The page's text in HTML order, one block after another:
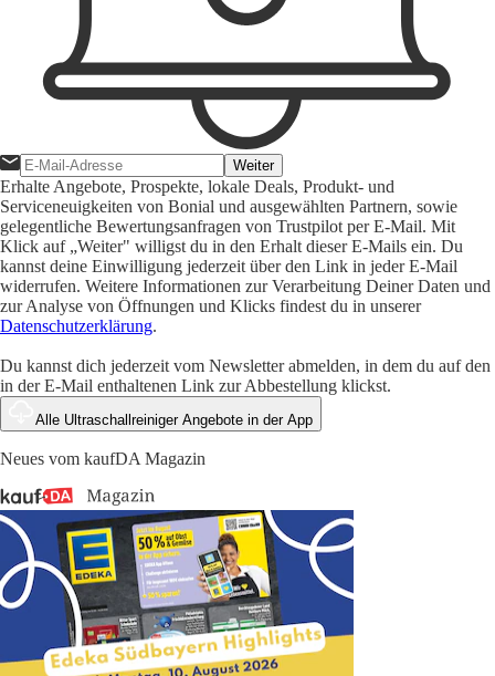
Weiter
Erhalte Angebote, Prospekte, lokale Deals, Produkt- und
Serviceneuigkeiten von Bonial und ausgewählten Partnern, sowie
gelegentliche Bewertungsanfragen von Trustpilot per E-Mail. Mit
Klick auf „Weiter" willigst du in den Erhalt dieser E-Mails ein. Du
kannst deine Einwilligung jederzeit über den Link in jeder E-Mail
widerrufen. Weitere Informationen zur Verarbeitung Deiner Daten und
zur Analyse von Öffnungen und Klicks findest du in unserer
Datenschutzerklärung.
Du kannst dich jederzeit vom Newsletter abmelden, in dem du auf den
in der E-Mail enthaltenen Link zur Abbestellung klickst.
Alle Ultraschallreiniger Angebote in der App
Neues vom kaufDA Magazin